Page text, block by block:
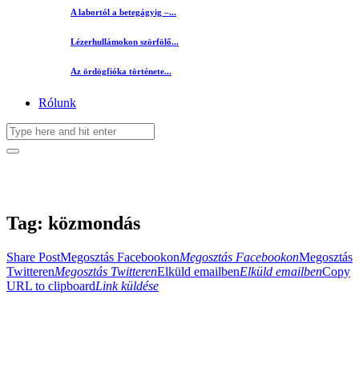
A labortól a betegágyig –...
Lézerhullámokon szörfölő...
Az ördögfióka története...
Rólunk
Tag: közmondás
Share PostMegosztás FacebookonMegosztás FacebookonMegosztás
TwitterenMegosztás TwitterenElküld emailbenElküld emailbenCopy
URL to clipboardLink küldése